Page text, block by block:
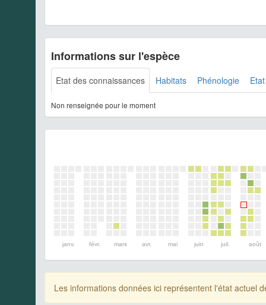
Informations sur l'espèce
Etat des connaissances Habitats Phénologie
Non renseignée pour le moment
janv. févr. mars avr. mai juin juil. août
Les informations données ici représentent l'état actuel